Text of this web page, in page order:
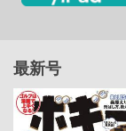
最新号